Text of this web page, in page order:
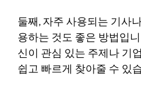
둘째, 자주 사용되는 기사
용하는 것도 좋은 방법입
신이 관심 있는 주제나 기
쉽고 빠르게 찾아줄 수 있